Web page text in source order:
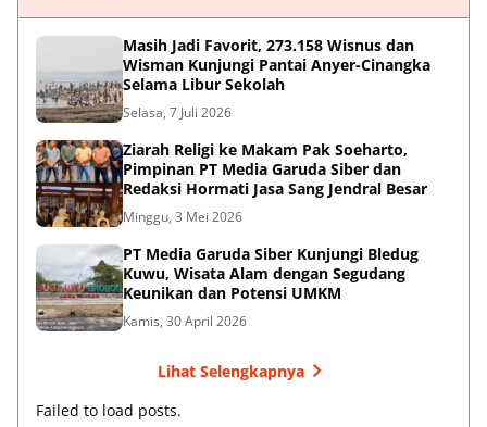
Masih Jadi Favorit, 273.158 Wisnus dan
Wisman Kunjungi Pantai Anyer-Cinangka
Selama Libur Sekolah
Selasa, 7 Juli 2026
Ziarah Religi ke Makam Pak Soeharto,
Pimpinan PT Media Garuda Siber dan
Redaksi Hormati Jasa Sang Jendral Besar
Minggu, 3 Mei 2026
PT Media Garuda Siber Kunjungi Bledug
Kuwu, Wisata Alam dengan Segudang
Keunikan dan Potensi UMKM
Kamis, 30 April 2026
Lihat Selengkapnya
Failed to load posts.